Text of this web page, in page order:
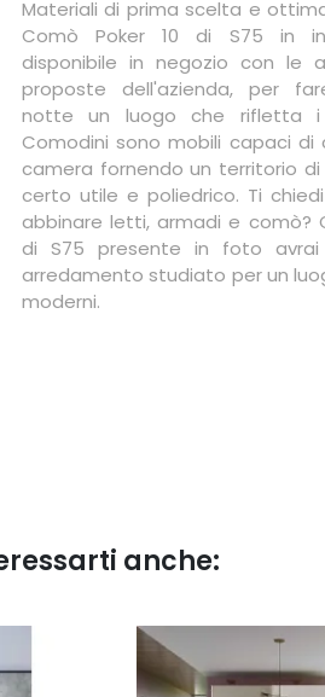
Materiali di prima scelta e
Comò Poker 10 di S75 in in
disponibile in negozio con le
proposte dell'azienda, per
notte un luogo che rifletta
Comodini sono mobili capaci di
camera fornendo un territorio
certo utile e poliedrico. Ti
abbinare letti, armadi e comò?
di S75 presente in foto
arredamento studiato per un
moderni.
anche: